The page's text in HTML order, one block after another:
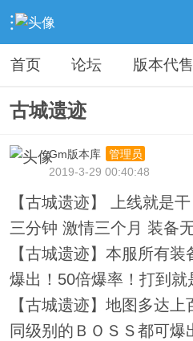
› 教程广告专区 › 广告专区 ›
首页 论坛 版本代售
古城遗迹
Gm版本库
管理员
2019-3-29 00:40:48
【古城遗迹】 上线就是
三分钟 激情三个月 装备
【古城遗迹】本服所有
爆出！50倍爆率！打到就
【古城遗迹】地图多达
同级别的ＢＯＳＳ都可